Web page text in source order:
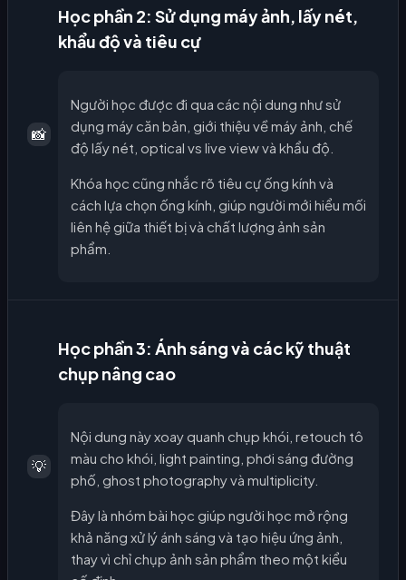
📸
Học phần 2: Sử dụng máy ảnh, lấy nét,
khẩu độ và tiêu cự
Người học được đi qua các nội dung như sử
dụng máy căn bản, giới thiệu về máy ảnh, chế
độ lấy nét, optical vs live view và khẩu độ.
Khóa học cũng nhắc rõ tiêu cự ống kính và
cách lựa chọn ống kính, giúp người mới hiểu mối
liên hệ giữa thiết bị và chất lượng ảnh sản
phẩm.
💡
Học phần 3: Ánh sáng và các kỹ thuật
chụp nâng cao
Nội dung này xoay quanh chụp khói, retouch tô
màu cho khói, light painting, phơi sáng đường
phố, ghost photography và multiplicity.
Đây là nhóm bài học giúp người học mở rộng
khả năng xử lý ánh sáng và tạo hiệu ứng ảnh,
thay vì chỉ chụp ảnh sản phẩm theo một kiểu